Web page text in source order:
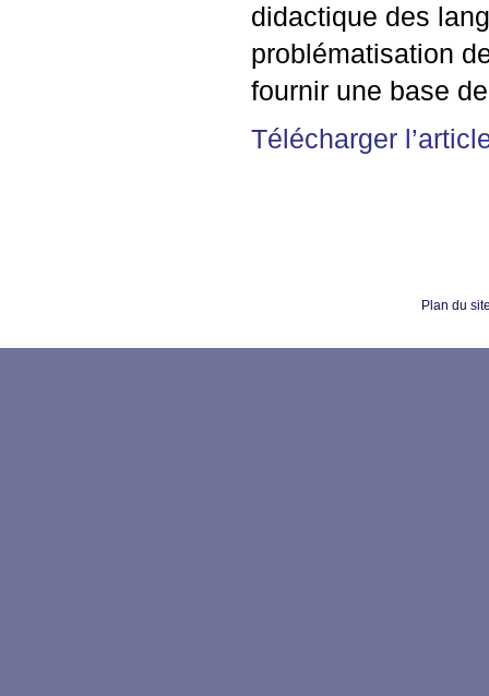
didactique des
problématisation
fournir une base
Télécharger
Plan du